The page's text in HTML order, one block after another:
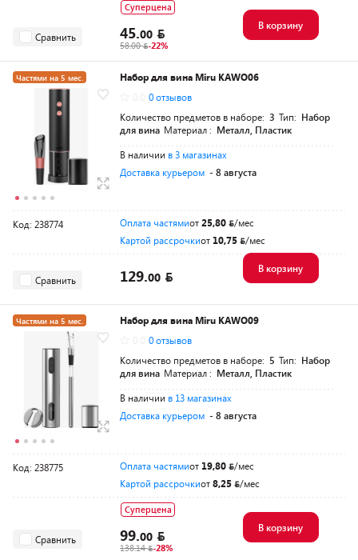
Сравнить
Суперцена
45.00
58.00 -22%
В корзину
Частями на 5 мес.
Набор для вина Miru KAWO06
0 отзывов
Количество предметов в наборе: 3 Тип: Набор
для вина Материал : Металл, Пластик
В наличии в 3 магазинах
Доставка курьером - 8 августа
Код: 238774 Оплата частямиот25,80
/мес
Картой рассрочкиот 10,75 /мес
Сравнить 129.00
В корзину
Частями на 5 мес.
Набор для вина Miru KAWO09
0 отзывов
Количество предметов в наборе: 5 Тип: Набор
для вина Материал : Металл, Пластик
В наличии в 13 магазинах
Доставка курьером - 8 августа
Код: 238775 Оплата частямиот 19,80
/мес
Картой рассрочкиот8,25 /мес
Сравнить
Суперцена
99.00
138.14 -28%
В корзину